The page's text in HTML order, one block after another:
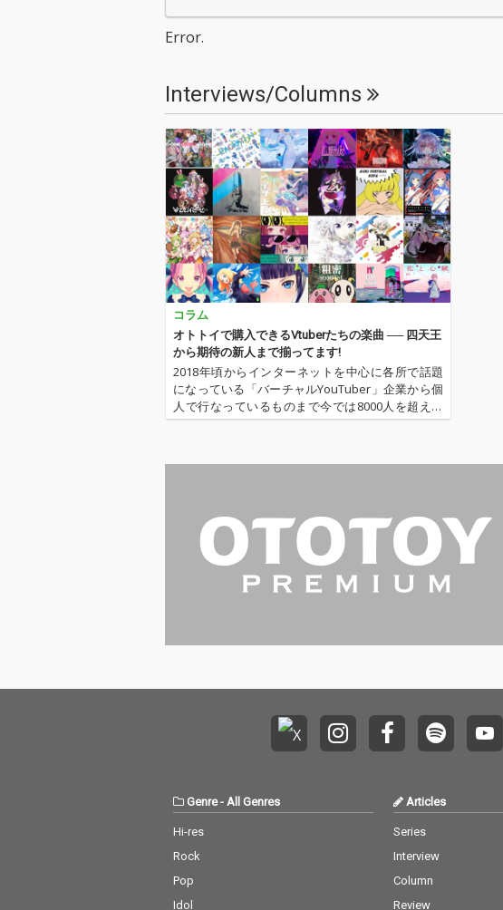
/ プロダクションプロ
ト
Error.
Interviews/Columns
コラム
オトトイで購入できるVtuberたちの楽曲 ── 四天王
から期待の新人まで揃ってます!
2018年頃からインターネットを中心に各所で話題
になっている「バーチャルYouTuber」企業から個
人で行なっているものまで今では8000人を超え、
さらに増え続けています。そんな彼ら・彼女らの
Genre- All Genres
Hi-res
Rock
Pop
Idol
Articles
Series
Interview
Column
Review